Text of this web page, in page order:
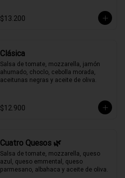
$13.200
Clásica
Salsa de tomate, mozzarella, jamón
ahumado, choclo, cebolla morada,
aceitunas negras y aceite de oliva.
$12.900
Cuatro Quesos 🌿
Salsa de tomate, mozzarella, queso
azul, queso emmental, queso
parmesano, albahaca y aceite de oliva.